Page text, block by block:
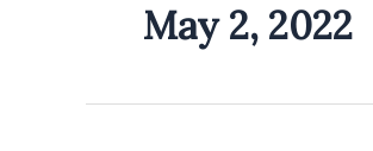
May 2, 2022